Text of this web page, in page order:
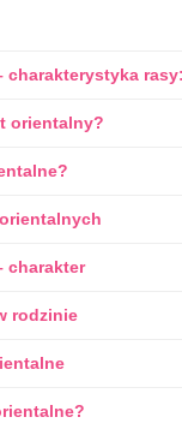
charakterystyka rasy:
orientalny?
charakter
rodzinie